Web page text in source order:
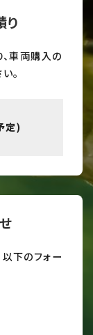
り
車両購入の
。
定)
下のフォー